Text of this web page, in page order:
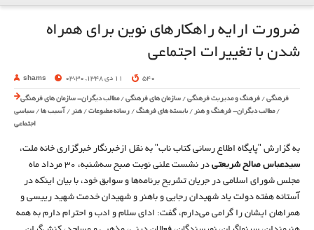
ضرورت ارایه راهکارهای نوین برای همراه
شدن با تغییرات اجتماعی
shams 11 دی 1348, 03:30 540
فرهنگی / فرهنگ و مدیریت فرهنگی / سازمان های فرهنگی /مطالب دیگران- سازمان های فرهنگی
/مطالب دیگران- فرهنگ و هنر /بایسته های فرهنگ / رسانه مطبوعات / هنر / آسیب ها / سیاسی
اجتماعی
به گزارش "پایگاه اطلاع رسانی کتاب ناب" به نقل ازخبرنگار خبرگزاری خانه ملت،
سیدعباس صالح شریعتی
در نشست علنی نوبت صبح سه‌شنبه، 30 مرداد ماه
مجلس شورای اسلامی در جریان تشریح برنامه‌ها و سوابق خود، با بیان اینکه در
آستانه هفته دولت یاد شهیدان رجایی و باهنر و شهیدان خدمت شهید رییسی و
همراهان ایشان را گرامی می‌دارم، گفت: ادای سلام و ادب و احترام دارم به همه